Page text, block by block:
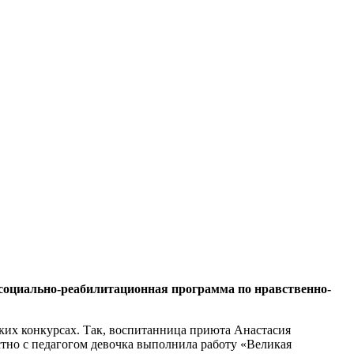
реабилитационная программа по нравственно-
конкурсах. Так, воспитанница приюта Анастасия
с педагогом девочка выполнила работу «Великая